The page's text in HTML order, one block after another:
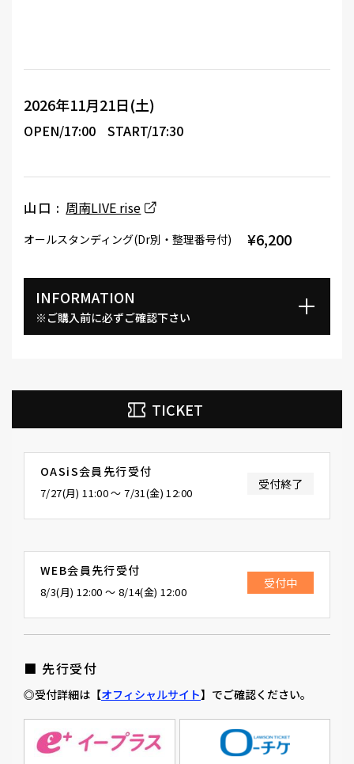
2026年11月21日(土)
OPEN/17:00 START/17:30
山口 : 周南LIVE rise
オールスタンディング(Dr別・整理番号付) ¥6,200
INFORMATION
※ご購入前に必ずご確認下さい
TICKET
OASiS会員先行受付
7/27(月) 11:00 〜 7/31(金) 12:00
受付終了
WEB会員先行受付
8/3(月) 12:00 〜 8/14(金) 12:00
受付中
■ 先行受付
◎受付詳細は【オフィシャルサイト】でご確認ください。